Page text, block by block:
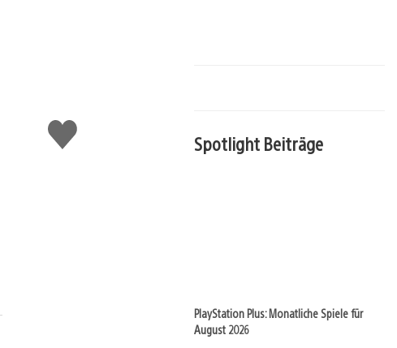
Gefällt
mir Spotlight Beiträge
PlayStation Plus: Monatliche Spiele für
August 2026